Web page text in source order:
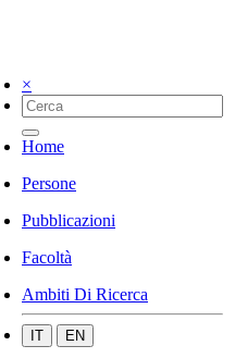
×
Home
Persone
Pubblicazioni
Facoltà
Ambiti Di Ricerca
IT EN